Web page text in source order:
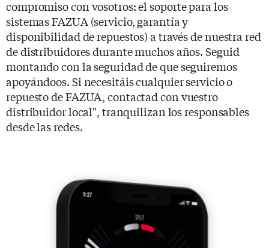
compromiso con vosotros: el soporte para los
sistemas FAZUA (servicio, garantía y
disponibilidad de repuestos) a través de nuestra red
de distribuidores durante muchos años. Seguid
montando con la seguridad de que seguiremos
apoyándoos. Si necesitáis cualquier servicio o
repuesto de FAZUA, contactad con vuestro
distribuidor local", tranquilizan los responsables
desde las redes.